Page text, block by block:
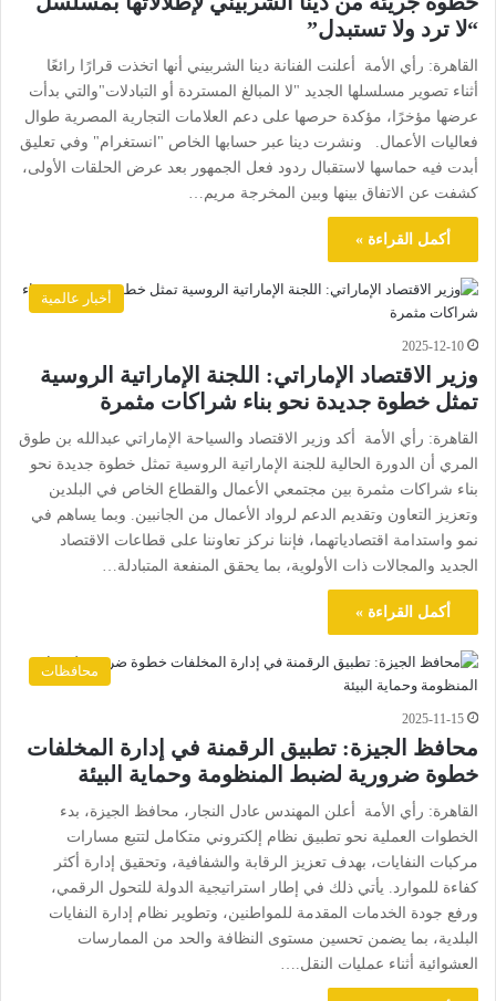
“لا ترد ولا تستبدل”
القاهرة: رأي الأمة أعلنت الفنانة دينا الشربيني أنها اتخذت قرارًا رائعًا
أثناء تصوير مسلسلها الجديد "لا المبالغ المستردة أو التبادلات"والتي بدأت
عرضها مؤخرًا، مؤكدة حرصها على دعم العلامات التجارية المصرية طوال
فعاليات الأعمال. ونشرت دينا عبر حسابها الخاص "انستغرام" وفي تعليق
أبدت فيه حماسها لاستقبال ردود فعل الجمهور بعد عرض الحلقات الأولى،
كشفت عن الاتفاق بينها وبين المخرجة مريم…
أكمل القراءة »
أخبار عالمية
2025-12-10
وزير الاقتصاد الإماراتي: اللجنة الإماراتية الروسية
تمثل خطوة جديدة نحو بناء شراكات مثمرة
القاهرة: رأي الأمة أكد وزير الاقتصاد والسياحة الإماراتي عبدالله بن طوق
المري أن الدورة الحالية للجنة الإماراتية الروسية تمثل خطوة جديدة نحو
بناء شراكات مثمرة بين مجتمعي الأعمال والقطاع الخاص في البلدين
وتعزيز التعاون وتقديم الدعم لرواد الأعمال من الجانبين. وبما يساهم في
نمو واستدامة اقتصادياتهما، فإننا نركز تعاوننا على قطاعات الاقتصاد
الجديد والمجالات ذات الأولوية، بما يحقق المنفعة المتبادلة…
أكمل القراءة »
محافظات
2025-11-15
محافظ الجيزة: تطبيق الرقمنة في إدارة المخلفات
خطوة ضرورية لضبط المنظومة وحماية البيئة
القاهرة: رأي الأمة أعلن المهندس عادل النجار، محافظ الجيزة، بدء
الخطوات العملية نحو تطبيق نظام إلكتروني متكامل لتتبع مسارات
مركبات النفايات، بهدف تعزيز الرقابة والشفافية، وتحقيق إدارة أكثر
كفاءة للموارد. يأتي ذلك في إطار استراتيجية الدولة للتحول الرقمي،
ورفع جودة الخدمات المقدمة للمواطنين، وتطوير نظام إدارة النفايات
البلدية، بما يضمن تحسين مستوى النظافة والحد من الممارسات
العشوائية أثناء عمليات النقل.…